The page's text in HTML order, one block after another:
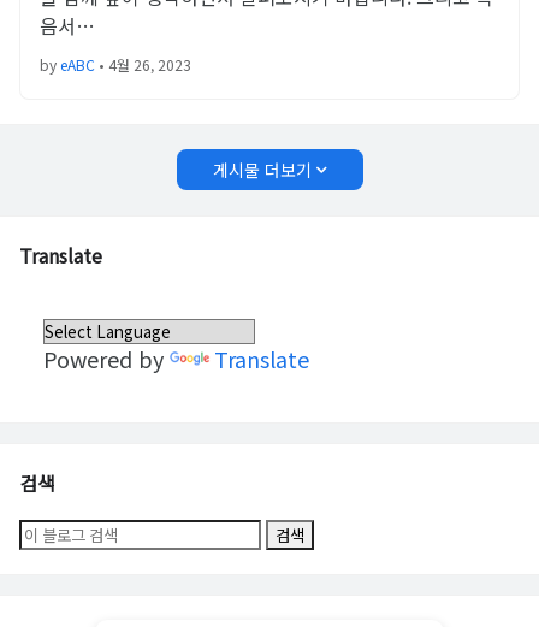
음서…
byeABC • 4월 26, 2023
게시물 더보기
Translate
Powered by Translate
검색